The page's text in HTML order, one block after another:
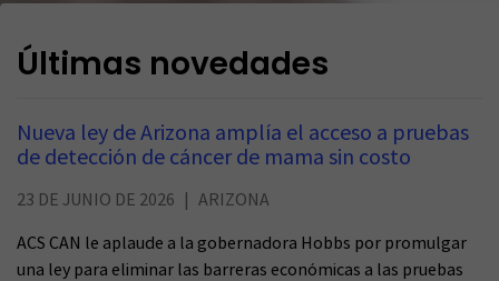
Últimas novedades
Nueva ley de Arizona amplía el acceso a pruebas
de detección de cáncer de mama sin costo
23 DE JUNIO DE 2026
ARIZONA
ACS CAN le aplaude a la gobernadora Hobbs por promulgar
una ley para eliminar las barreras económicas a las pruebas